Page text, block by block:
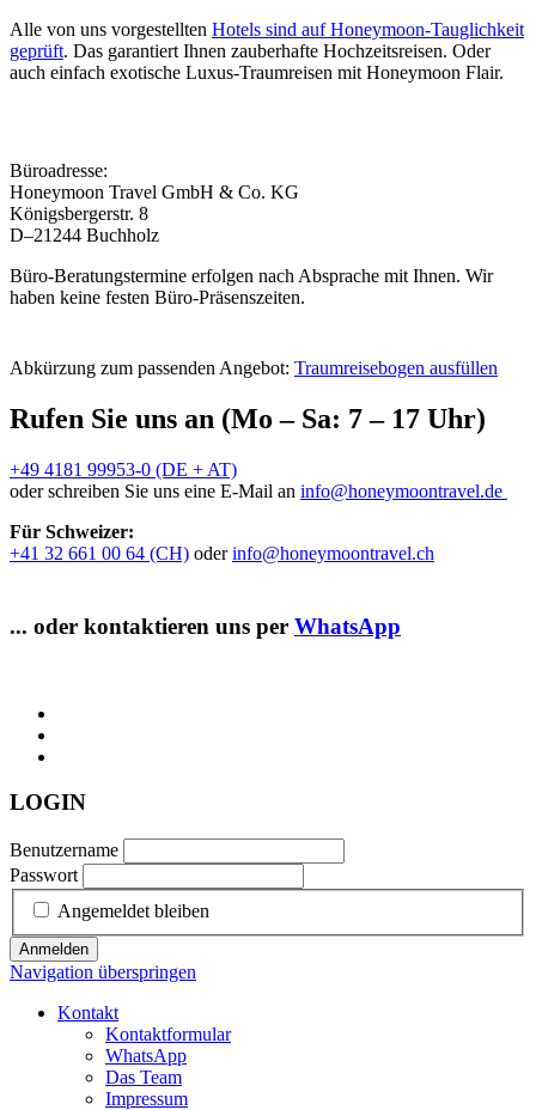
Alle von uns vorgestellten Hotels sind auf Honeymoon-Tauglichkeit
geprüft. Das garantiert Ihnen zauberhafte Hochzeitsreisen. Oder
auch einfach exotische Luxus-Traumreisen mit Honeymoon Flair.
Büroadresse:
Honeymoon Travel GmbH & Co. KG
Königsbergerstr. 8
D–21244 Buchholz
Büro-Beratungstermine erfolgen nach Absprache mit Ihnen. Wir
haben keine festen Büro-Präsenszeiten.
Abkürzung zum passenden Angebot: Traumreisebogen ausfüllen
Rufen Sie uns an (Mo – Sa: 7 – 17 Uhr)
+49 4181 99953-0 (DE + AT)
oder schreiben Sie uns eine E-Mail an info@honeymoontravel.de
Für Schweizer:
+41 32 661 00 64 (CH) oderinfo@honeymoontravel.ch
... oder kontaktieren uns per WhatsApp
LOGIN
Benutzername
Passwort
Angemeldet bleiben
Anmelden
Navigation überspringen
Kontakt
Kontaktformular
WhatsApp
Das Team
Impressum